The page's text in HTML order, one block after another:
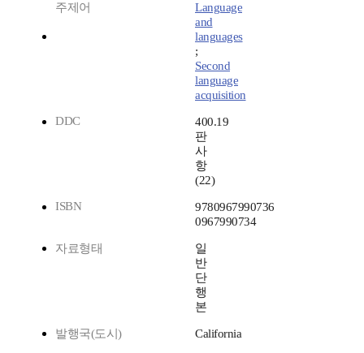
주제어
Language
and
languages
;
Second
language
acquisition
DDC
400.19
판
사
항
(22)
ISBN
9780967990736
0967990734
자료형태
일
반
단
행
본
발행국(도시) California